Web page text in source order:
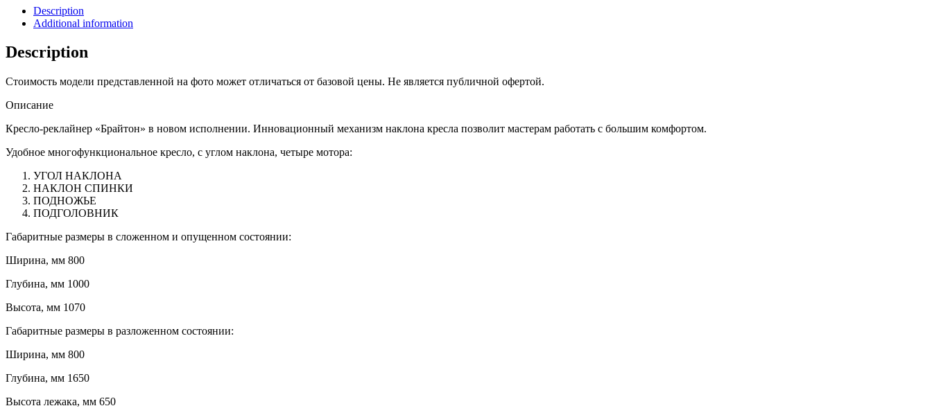
Description
Additional information
Description
Стоимость модели представленной на фото может отличаться от базовой цены. Не является публичной офертой.
Описание
Кресло-реклайнер «Брайтон» в новом исполнении. Инновационный механизм наклона кресла позволит мастерам работать с большим комфортом.
Удобное многофункциональное кресло, с углом наклона, четыре мотора:
УГОЛ НАКЛОНА
НАКЛОН СПИНКИ
ПОДНОЖЬЕ
ПОДГОЛОВНИК
Габаритные размеры в сложенном и опущенном состоянии:
Ширина, мм 800
Глубина, мм 1000
Высота, мм 1070
Габаритные размеры в разложенном состоянии:
Ширина, мм 800
Глубина, мм 1650
Высота лежака, мм 650